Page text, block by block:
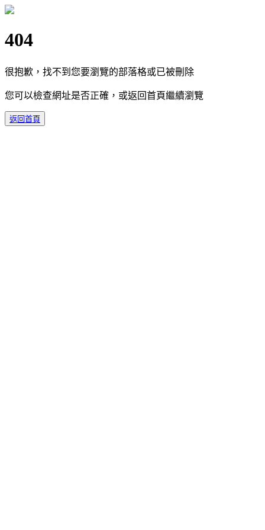
404
很抱歉，找不到您要瀏覽的部落格或已被刪除
您可以檢查網址是否正確，或返回首頁繼續瀏覽
返回首頁